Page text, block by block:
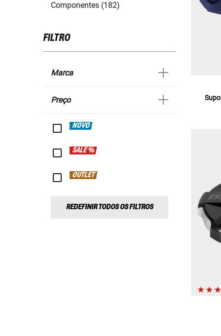
Componentes (182)
FILTRO
Marca
Preço
NOVO
SALE %
OUTLET
REDEFINIR TODOS OS FILTROS